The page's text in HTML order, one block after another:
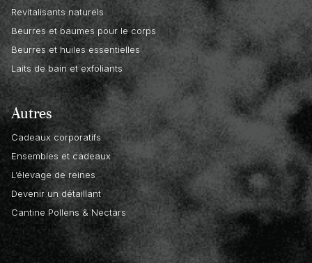
Revitalisants naturels
Beurres et baumes pour le corps
Beurres et huiles essentielles
Laits de bain et exfoliants
Autres
Cadeaux corporatifs
Ensembles et cadeaux
L’élevage de reines
Devenir un détaillant
Cantine Pollens & Nectars